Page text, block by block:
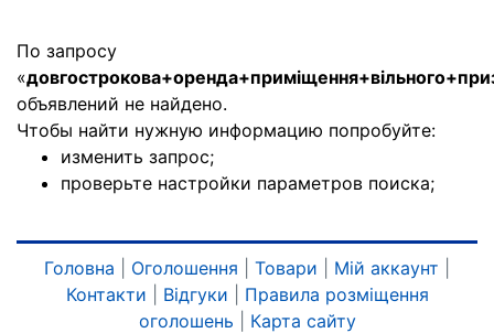
По запросу
«
объявлений не найдено.
Чтобы найти нужную информацию попробуйте:
изменить запрос;
проверьте настройки параметров поиска;
Головна Оголошення Товари Мій аккаунт
Контакти
Відгуки
Правила розміщення
оголошень
Карта сайту